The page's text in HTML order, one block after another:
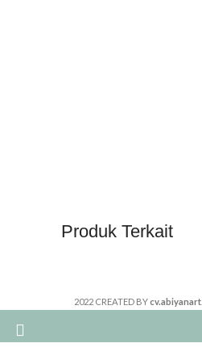
Produk Terkait
2022 CREATED BYcv.abiyanart